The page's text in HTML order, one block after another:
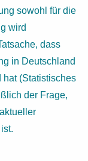
sowohl für die
wird
dass
in Deutschland
(Statistisches
der Frage,